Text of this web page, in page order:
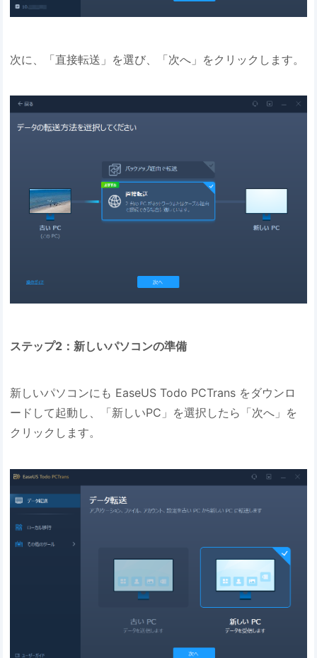
次に、「直接転送」を選び、「次へ」をクリックします。
ステップ2：新しいパソコンの準備
新しいパソコンにも EaseUS Todo PCTrans をダウンロ
ードして起動し、「新しいPC」を選択したら「次へ」を
クリックします。